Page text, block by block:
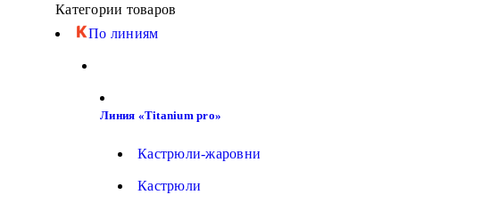
Категории товаров
По линиям
Линия «Titanium pro»
Кастрюли-жаровни
Кастрюли